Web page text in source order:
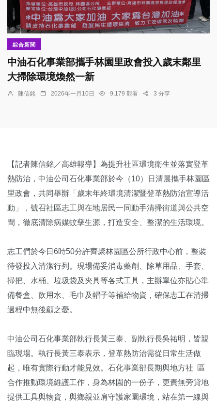
綜合新聞
中油石化事業部攜手林園里政會投入歲末鄰里
大掃除環境煥然一新
陳信銘 2026年一月10日 9,179 觀看 3 分享
【記者陳信銘／高雄報導】為提升社區環境衛生並落實登革
熱防治，中油公司石化事業部於今（10）日清晨攜手林園區
里政會，共同舉辦「歲末年終環境清潔暨登革熱防治宣導活
動」，號召社區志工與在地居民一同動手清掃街道與公共空
間，徹底清除病媒蚊孳生源，打造安全、整潔的生活環境。
志工們於今日6時50分許齊聚林園區公所行政中心前，整裝
待發投入清潔行列。現場備妥消毒藥劑、除草用品、手套、
掃把、水桶、垃圾袋及夾具等各式工具，主辦單位亦貼心準
備餐盒、飲用水、毛巾及帽子等補給物資，確保志工在清掃
過程中無後顧之憂。
中油公司石化事業部執行長黃三泰、副執行長吳祐明，皆親
臨現場。執行長黃三泰表示，登革熱防治需從日常生活做
起，唯有實際行動才能見效。石化事業部長期與地方社 區
合作推動環境維護工作，身為林園的一份子，更責無旁貸地
提供工具與物資，與鄉親並肩守護家園環境，站在第一線與